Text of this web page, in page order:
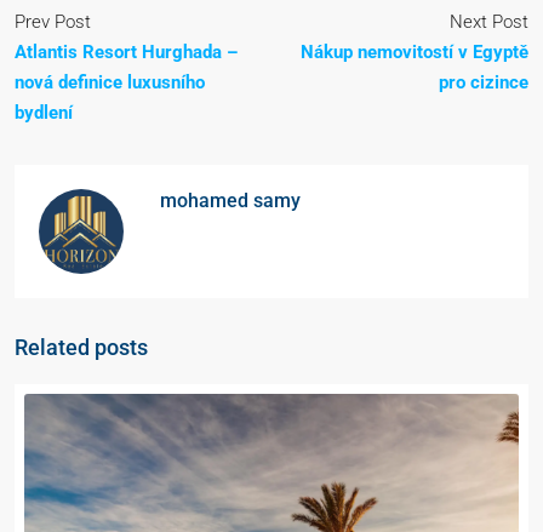
Prev Post
Atlantis Resort Hurghada –
nová definice luxusního
bydlení
Next Post
Nákup nemovitostí v Egyptě
pro cizince
mohamed samy
Related posts